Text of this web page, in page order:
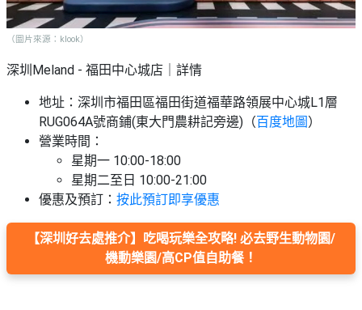
（圖片來源：klook）
深圳Meland - 福田中心城店｜詳情
地址：深圳市福田區福田街道福華路領展中心城L1層
RUG064A號商鋪(東大門農耕記旁邊)（百度地圖）
營業時間：
星期一 10:00-18:00
星期二至日 10:00-21:00
優惠及預訂： 按此預訂即享優惠
【深圳好去處推介】吃喝玩樂全攻略! 必去野生動物園/
機動樂園/高CP值自助餐！